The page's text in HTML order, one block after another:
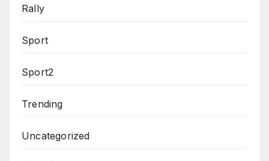
Rally
Sport
Sport2
Trending
Uncategorized